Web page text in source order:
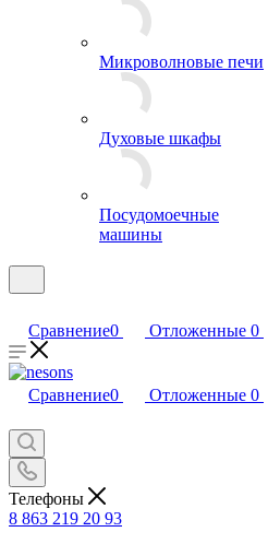
Микроволновые печи
Духовые шкафы
Посудомоечные
машины
Сравнение0 Отложенные 0
Сравнение0 Отложенные 0
Телефоны
8 863 219 20 93